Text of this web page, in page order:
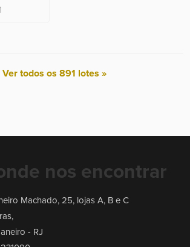
Ver todos os 891 lotes »
nos encontrar
Machado, 25, lojas A, B e C
- RJ